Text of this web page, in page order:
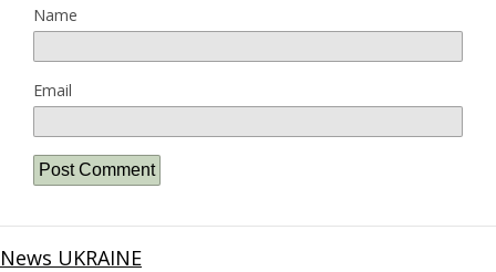
Name
Email
News UKRAINE